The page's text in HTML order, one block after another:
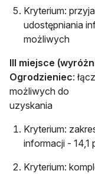
Kryterium:
udostępniania
możliwych
III miejsce
Ogrodzieniec:
możliwych do
uzyskania
Kryterium:
informacji - 14,1
Kryterium: